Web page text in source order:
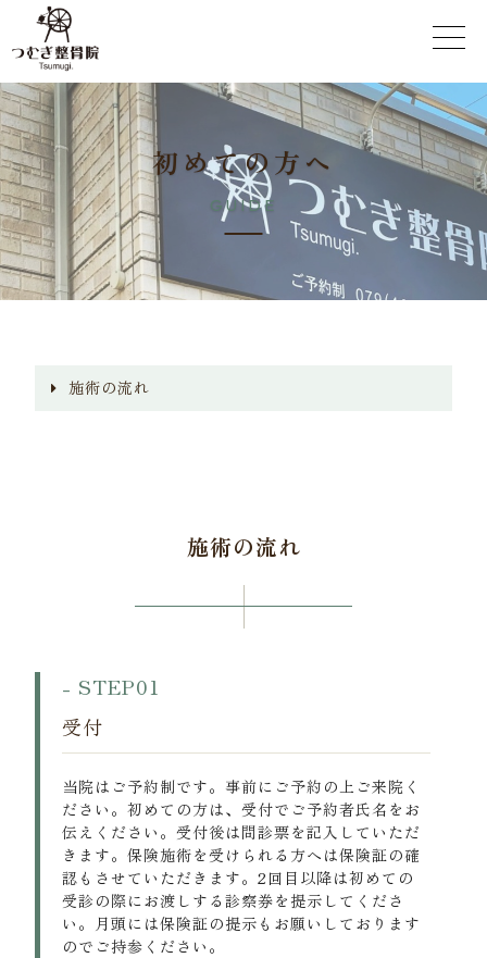
初 めての 方 へ
GUIDE
施術の流れ
施術の流れ
- STEP01
受付
当院はご予約制です。事前にご予約の上ご来院く
ださい。初めての方は、受付でご予約者氏名をお
伝えください。受付後は問診票を記入していただ
きます。保険施術を受けられる方へは保険証の確
認もさせていただきます。2回目以降は初めての
受診の際にお渡しする診察券を提示してくださ
い。月頭には保険証の提示もお願いしております
のでご持参ください。